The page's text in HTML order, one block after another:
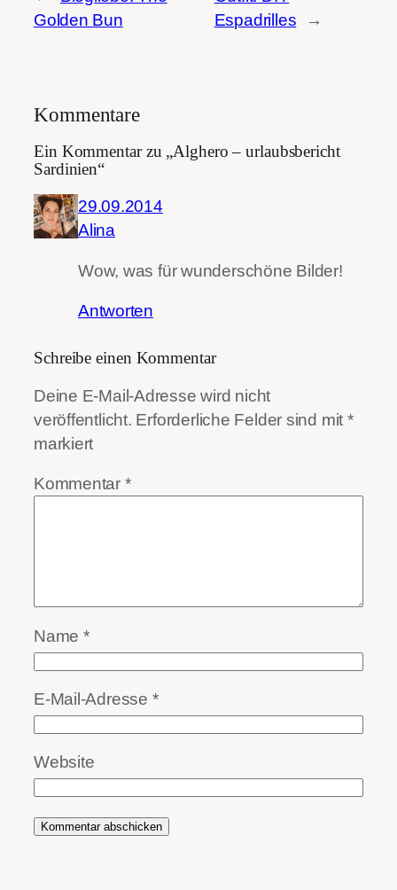
Golden Bun
Espadrilles
→
Kommentare
Ein Kommentar zu „Alghero – urlaubsbericht
Sardinien“
29.09.2014
Alina
Wow, was für wunderschöne Bilder!
Antworten
Schreibe einen Kommentar
Deine E-Mail-Adresse wird nicht
veröffentlicht. Erforderliche Felder sind mit *
markiert
Kommentar *
Name *
E-Mail-Adresse *
Website